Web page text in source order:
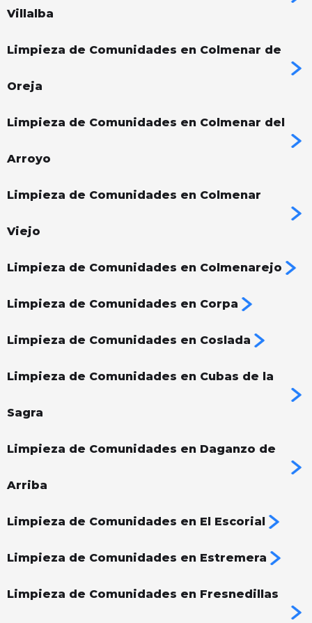
Villalba
Limpieza de Comunidades en Colmenar de
Oreja
Limpieza de Comunidades en Colmenar del
Arroyo
Limpieza de Comunidades en Colmenar
Viejo
Limpieza de Comunidades en Colmenarejo
Limpieza de Comunidades en Corpa
Limpieza de Comunidades en Coslada
Limpieza de Comunidades en Cubas de la
Sagra
Limpieza de Comunidades en Daganzo de
Arriba
Limpieza de Comunidades en El Escorial
Limpieza de Comunidades en Estremera
Limpieza de Comunidades en Fresnedillas